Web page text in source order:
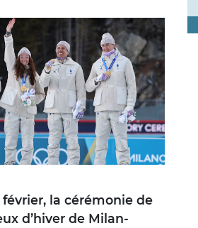
la cérémonie de
d’hiver de Milan-